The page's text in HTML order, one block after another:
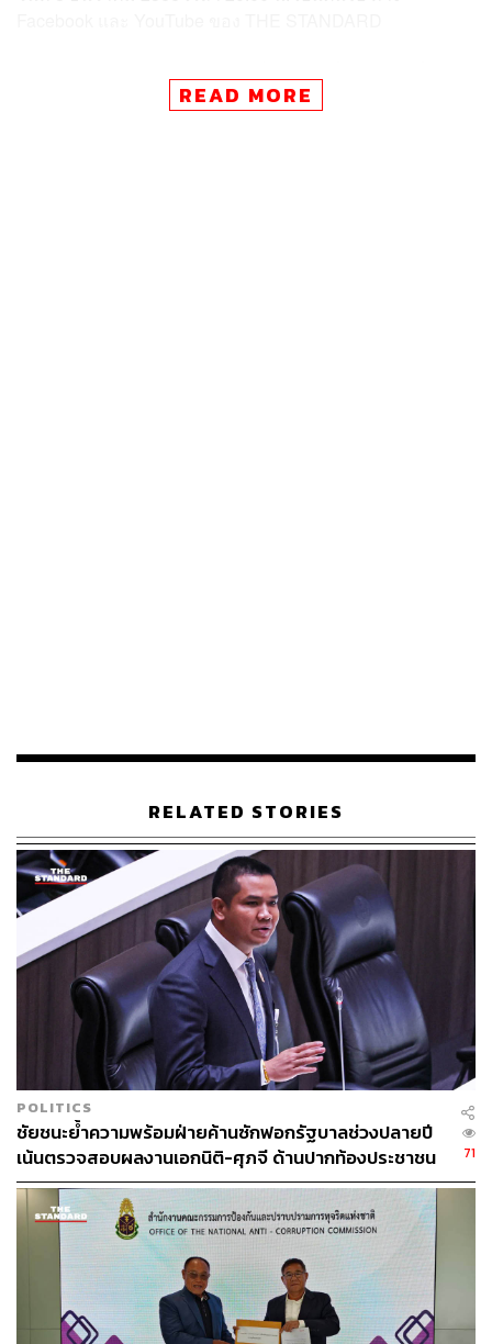
สมชัย ศรีสุทธิยากร
พรรคประชาธิปัตย์
พิชาย รัตนดิลก ณ ภูเก็ต
มาดามเดียร์-วทันยา บุนนาค
READ MORE
RELATED STORIES
POLITICS
ชัยชนะย้ำความพร้อมฝ่ายค้านซักฟอกรัฐบาลช่วงปลายปี
เน้นตรวจสอบผลงานเอกนิติ-ศุภจี ด้านปากท้องประชาชน
71